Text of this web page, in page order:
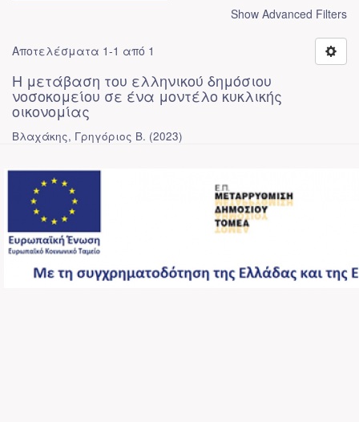
Show Advanced Filters
Αποτελέσματα 1-1 από 1
Η μετάβαση του ελληνικού δημόσιου
νοσοκομείου σε ένα μοντέλο κυκλικής
οικονομίας
Βλαχάκης, Γρηγόριος Β. (2023)